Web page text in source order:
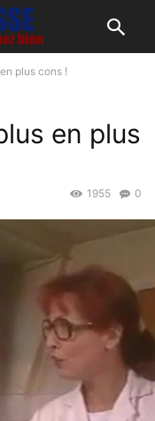
plus cons !
en plus
0
1955